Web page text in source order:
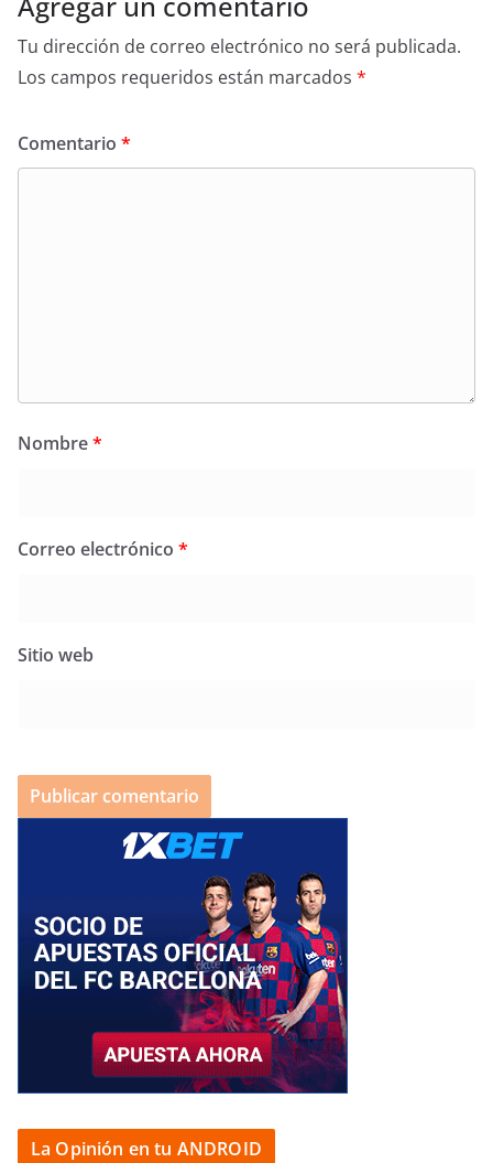
Tu dirección de correo electrónico no será publicada.
Los campos requeridos están marcados *
Comentario *
Nombre*
Correo electrónico *
Sitio web
La Opinión en tu ANDROID